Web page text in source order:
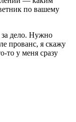
по вашему
за дело. Нужно
прованс, я скажу
у меня сразу